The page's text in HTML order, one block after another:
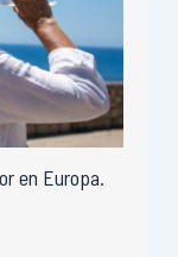
en Europa.